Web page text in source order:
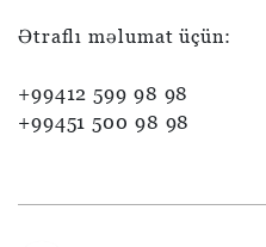
Ətraflı məlumat üçün:
+99412 599 98 98
+99451 500 98 98